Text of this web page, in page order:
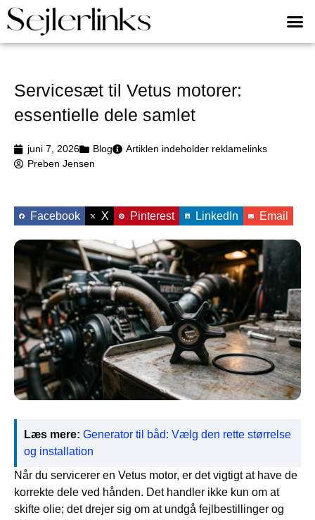
Servicesæt til Vetus motorer:
essentielle dele samlet
juni 7, 2026 Blog
Artiklen indeholder reklamelinks
Preben Jensen
Facebook X Pinterest LinkedIn Email
Læs mere: Generator til båd: Vælg den rette størrelse
og installation
Når du servicerer en Vetus motor, er det vigtigt at have de
korrekte dele ved hånden. Det handler ikke kun om at
skifte olie; det drejer sig om at undgå fejlbestillinger og